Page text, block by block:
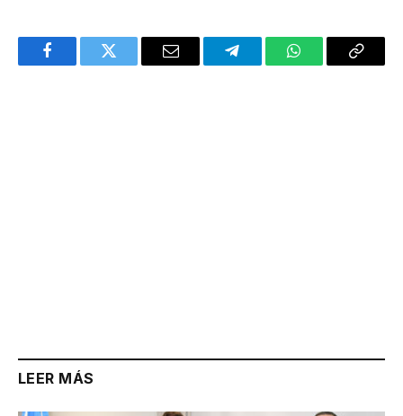
FacebookTwitter Email TelegramWhatsAppCopy
LEER MÁS